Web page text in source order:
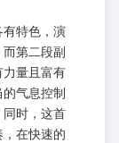
特色，演
第二段副
量且富有
气息控制
时，这首
在快速的